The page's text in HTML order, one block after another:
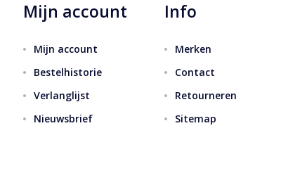
Mijn account
Mijn account
Bestelhistorie
Verlanglijst
Nieuwsbrief
Info
Merken
Contact
Retourneren
Sitemap